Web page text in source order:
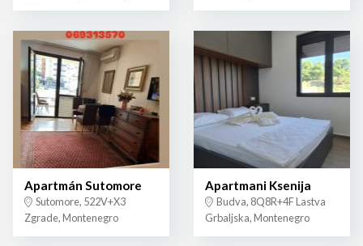
Apartmán Sutomore
Sutomore, 522V+X3
Zgrade, Montenegro
Apartmani Ksenija
Budva, 8Q8R+4F Lastva
Grbaljska, Montenegro